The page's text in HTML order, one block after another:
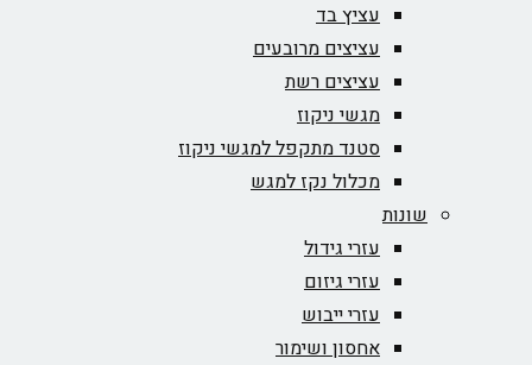
עציץ בד
עציצים מרובעים
עציצים רשת
מגשי ניקוז
סטנד מתקפל למגשי ניקוז
מכלול נקז למגש
שונות
עזרי גידול
עזרי גיזום
עזרי ייבוש
אחסון ושימור